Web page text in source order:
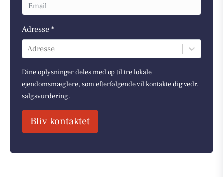
Adresse *
Adresse
Dine oplysninger deles med op til tre lokale
ejendomsmæglere, som efterfølgende vil kontakte dig vedr.
salgsvurdering.
Bliv kontaktet